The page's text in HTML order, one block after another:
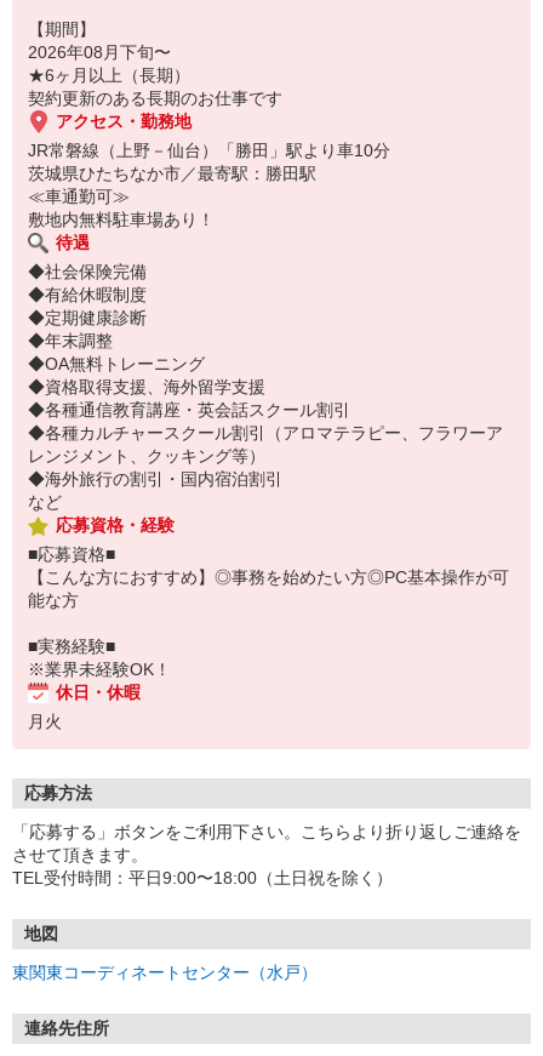
【期間】
2026年08月下旬〜
★6ヶ月以上（長期）
契約更新のある長期のお仕事です
アクセス・勤務地
JR常磐線（上野－仙台）「勝田」駅より車10分
茨城県ひたちなか市／最寄駅：勝田駅
≪車通勤可≫
敷地内無料駐車場あり！
待遇
◆社会保険完備
◆有給休暇制度
◆定期健康診断
◆年末調整
◆OA無料トレーニング
◆資格取得支援、海外留学支援
◆各種通信教育講座・英会話スクール割引
◆各種カルチャースクール割引（アロマテラピー、フラワーア
レンジメント、クッキング等）
◆海外旅行の割引・国内宿泊割引
など
応募資格・経験
■応募資格■
【こんな方におすすめ】◎事務を始めたい方◎PC基本操作が可
能な方
■実務経験■
※業界未経験OK！
休日・休暇
月火
応募方法
「応募する」ボタンをご利用下さい。こちらより折り返しご連絡を
させて頂きます。
TEL受付時間：平日9:00〜18:00（土日祝を除く）
地図
東関東コーディネートセンター（水戸）
連絡先住所